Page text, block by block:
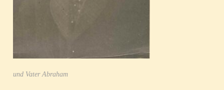
und Vater Abraham